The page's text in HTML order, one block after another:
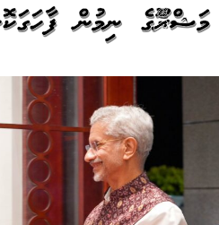
މަޝްރޫއެއްގެ ނިމުން